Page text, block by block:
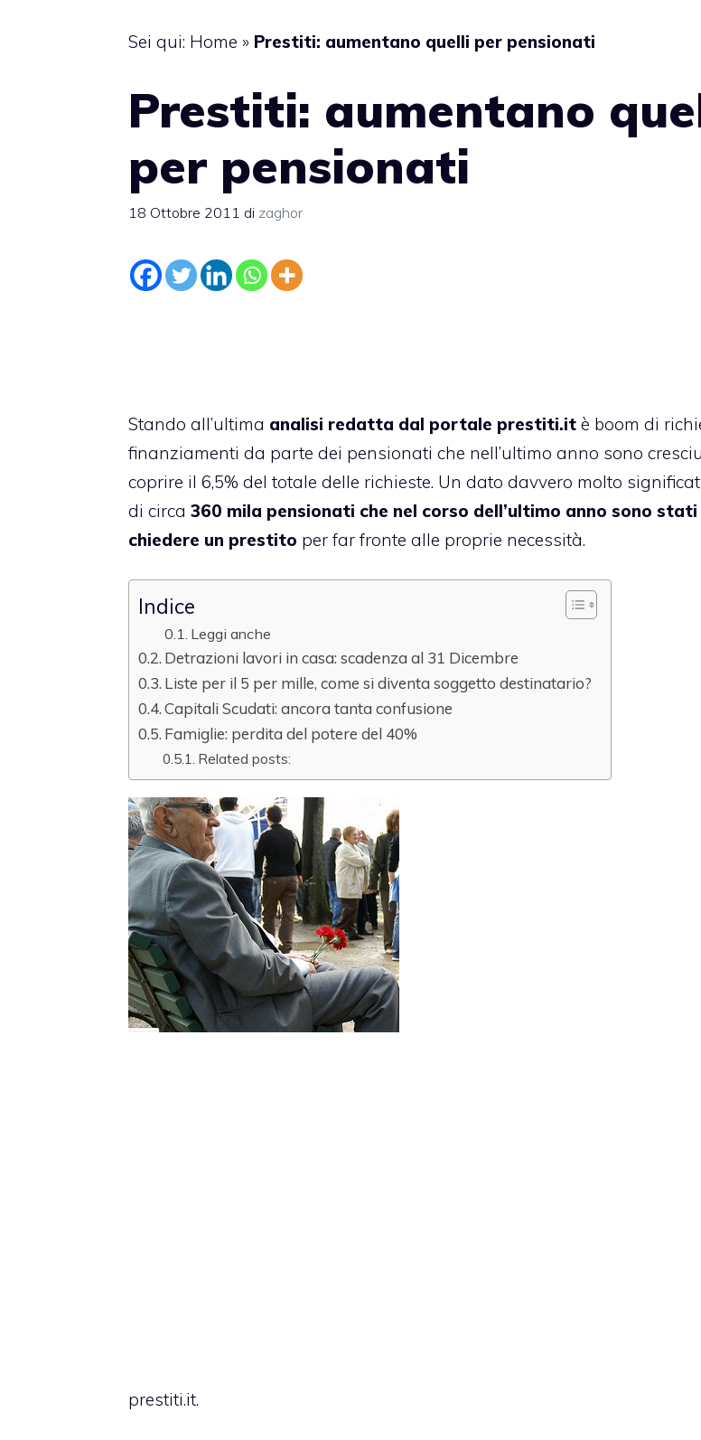
Sei qui: Home » Prestiti: aumentano quelli per pensionati
Prestiti: aumentano
per pensionati
18 Ottobre 2011 di zaghor
Stando all’ultima analisi redatta dal portale prestiti.it è boom di
finanziamenti da parte dei pensionati che nell’ultimo anno sono
coprire il 6,5% del totale delle richieste. Un dato davvero molto
di circa 360 mila pensionati che nel corso dell’ultimo anno sono
chiedere un prestito per far fronte alle proprie necessità.
Indice
Leggi anche
Detrazioni lavori in casa: scadenza al 31 Dicembre
Liste per il 5 per mille, come si diventa soggetto destinatario?
Capitali Scudati: ancora tanta confusione
Famiglie: perdita del potere del 40%
Related posts:
prestiti.it.